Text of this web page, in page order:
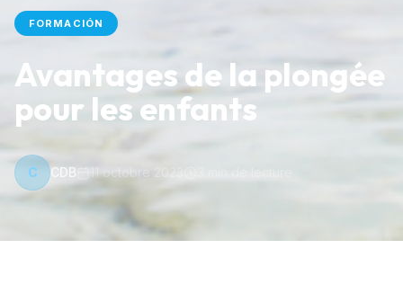
FORMACIÓN
Avantages de la plongée
pour les enfants
C CDB 11 octobre 2023